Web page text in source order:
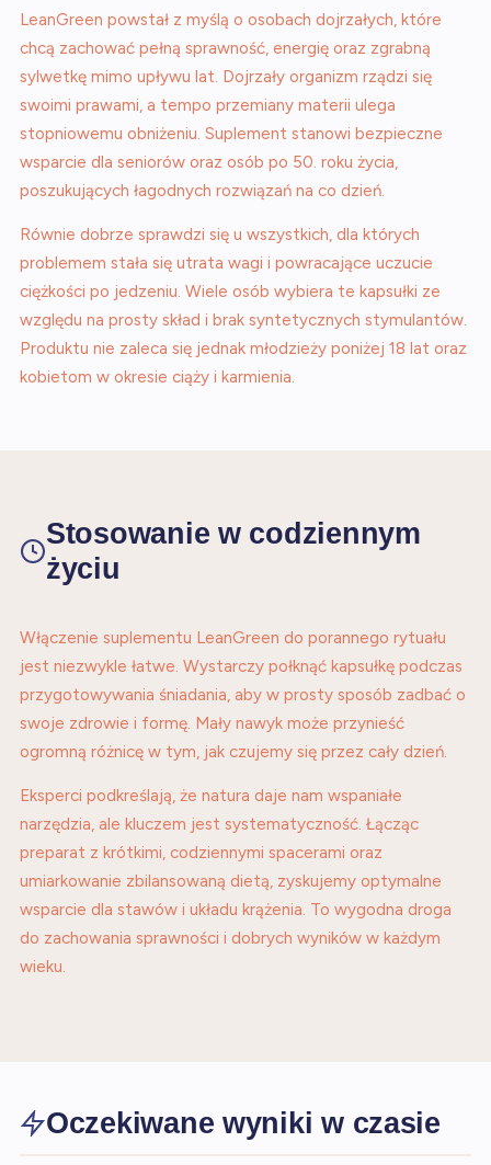
LeanGreen powstał z myślą o osobach dojrzałych, które
chcą zachować pełną sprawność, energię oraz zgrabną
sylwetkę mimo upływu lat. Dojrzały organizm rządzi się
swoimi prawami, a tempo przemiany materii ulega
stopniowemu obniżeniu. Suplement stanowi bezpieczne
wsparcie dla seniorów oraz osób po 50. roku życia,
poszukujących łagodnych rozwiązań na co dzień.
Równie dobrze sprawdzi się u wszystkich, dla których
problemem stała się utrata wagi i powracające uczucie
ciężkości po jedzeniu. Wiele osób wybiera te kapsułki ze
względu na prosty skład i brak syntetycznych stymulantów.
Produktu nie zaleca się jednak młodzieży poniżej 18 lat oraz
kobietom w okresie ciąży i karmienia.
Stosowanie w codziennym
życiu
Włączenie suplementu LeanGreen do porannego rytuału
jest niezwykle łatwe. Wystarczy połknąć kapsułkę podczas
przygotowywania śniadania, aby w prosty sposób zadbać o
swoje zdrowie i formę. Mały nawyk może przynieść
ogromną różnicę w tym, jak czujemy się przez cały dzień.
Eksperci podkreślają, że natura daje nam wspaniałe
narzędzia, ale kluczem jest systematyczność. Łącząc
preparat z krótkimi, codziennymi spacerami oraz
umiarkowanie zbilansowaną dietą, zyskujemy optymalne
wsparcie dla stawów i układu krążenia. To wygodna droga
do zachowania sprawności i dobrych wyników w każdym
wieku.
Oczekiwane wyniki w czasie